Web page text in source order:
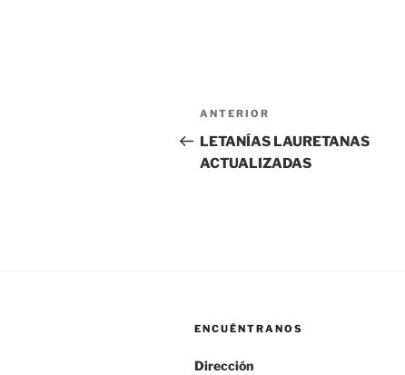
Navegación
de
entradas
Entrada
anterior:
ANTERIOR
LETANÍAS LAURETANAS
ACTUALIZADAS
ENCUÉNTRANOS
Dirección